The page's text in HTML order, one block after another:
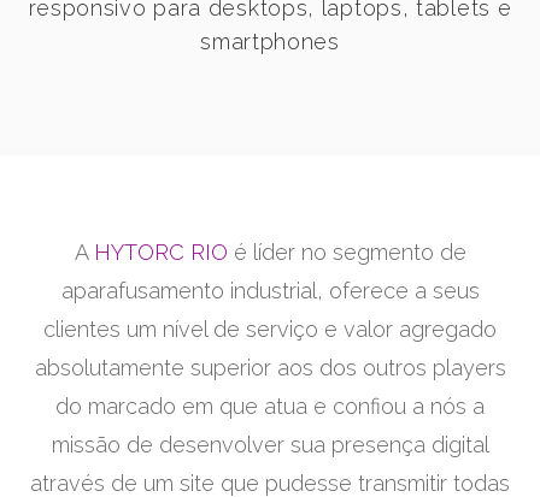
responsivo para desktops, laptops, tablets e
smartphones
A HYTORC RIO é líder no segmento de
aparafusamento industrial, oferece a seus
clientes um nível de serviço e valor agregado
absolutamente superior aos dos outros players
do marcado em que atua e confiou a nós a
missão de desenvolver sua presença digital
através de um site que pudesse transmitir todas